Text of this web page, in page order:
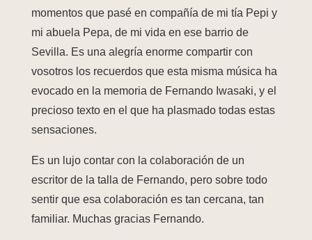
momentos que pasé en compañía de mi tía Pepi y
mi abuela Pepa, de mi vida en ese barrio de
Sevilla. Es una alegría enorme compartir con
vosotros los recuerdos que esta misma música ha
evocado en la memoria de Fernando Iwasaki, y el
precioso texto en el que ha plasmado todas estas
sensaciones.
Es un lujo contar con la colaboración de un
escritor de la talla de Fernando, pero sobre todo
sentir que esa colaboración es tan cercana, tan
familiar. Muchas gracias Fernando.